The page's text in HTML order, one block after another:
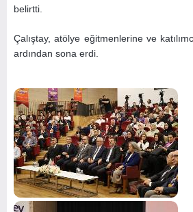
belirtti.
Çalıştay, atölye eğitmenlerine ve
ardından sona erdi.